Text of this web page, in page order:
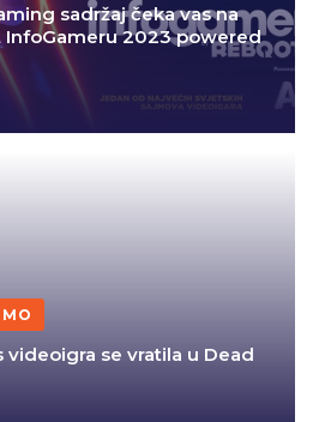
sadržaj čeka vas na
2023 powered
videoigra se vratila u Dead